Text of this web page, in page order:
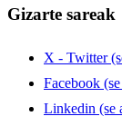
Gizarte sareak
X - Twitter
Facebook
Linkedin (se